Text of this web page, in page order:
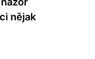
nějak